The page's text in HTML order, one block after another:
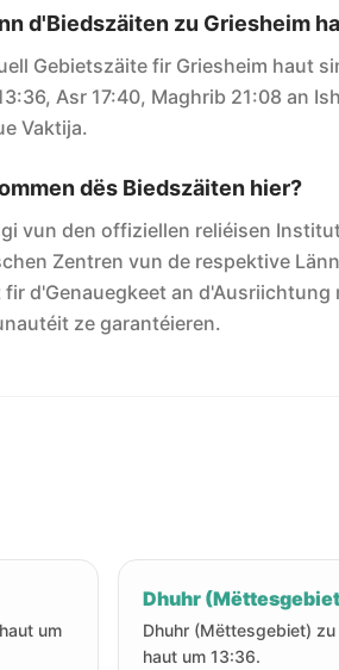
d'Biedszäiten zu Griesheim
Gebietszäite fir Griesheim haut
Asr 17:40, Maghrib 21:08 an
Vaktija.
dës Biedszäiten hier?
vun den offiziellen reliéisen
Zentren vun de respektive
d'Genauegkeet an d'Ausriichtung
ze garantéieren.
um
Dhuhr
Dhuhr (Mëttesgebiet) zu
haut um 13:36.